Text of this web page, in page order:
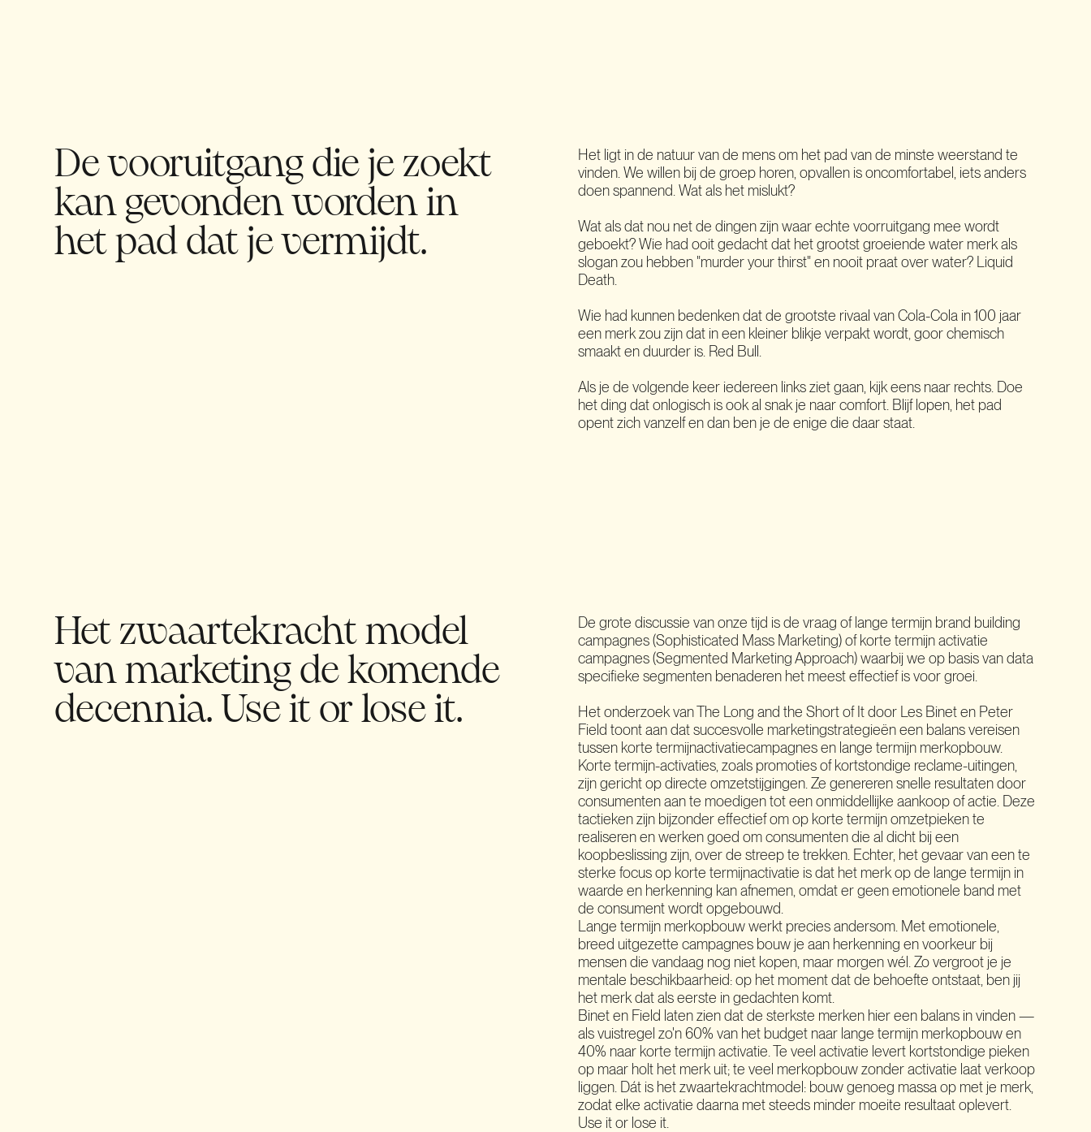
De vooruitgang die je zoekt
kan gevonden worden in
het pad dat je vermijdt.
Het ligt in de natuur van de mens om het pad van de minste weerstand te
vinden. We willen bij de groep horen, opvallen is oncomfortabel, iets anders
doen spannend. Wat als het mislukt?
Wat als dat nou net de dingen zijn waar echte voorruitgang mee wordt
geboekt? Wie had ooit gedacht dat het grootst groeiende water merk als
slogan zou hebben "murder your thirst" en nooit praat over water? Liquid
Death.
Wie had kunnen bedenken dat de grootste rivaal van Cola-Cola in 100 jaar
een merk zou zijn dat in een kleiner blikje verpakt wordt, goor chemisch
smaakt en duurder is. Red Bull.
Als je de volgende keer iedereen links ziet gaan, kijk eens naar rechts. Doe
het ding dat onlogisch is ook al snak je naar comfort. Blijf lopen, het pad
opent zich vanzelf en dan ben je de enige die daar staat.
Het zwaartekracht model
van marketing de komende
decennia. Use it or lose it.
De grote discussie van onze tijd is de vraag of lange termijn brand building
campagnes (Sophisticated Mass Marketing) of korte termijn activatie
campagnes (Segmented Marketing Approach) waarbij we op basis van data
specifieke segmenten benaderen het meest effectief is voor groei.
Het onderzoek van The Long and the Short of It door Les Binet en Peter
Field toont aan dat succesvolle marketingstrategieën een balans vereisen
tussen korte termijnactivatiecampagnes en lange termijn merkopbouw.
Korte termijn-activaties, zoals promoties of kortstondige reclame-uitingen,
zijn gericht op directe omzetstijgingen. Ze genereren snelle resultaten door
consumenten aan te moedigen tot een onmiddellijke aankoop of actie. Deze
tactieken zijn bijzonder effectief om op korte termijn omzetpieken te
realiseren en werken goed om consumenten die al dicht bij een
koopbeslissing zijn, over de streep te trekken. Echter, het gevaar van een te
sterke focus op korte termijnactivatie is dat het merk op de lange termijn in
waarde en herkenning kan afnemen, omdat er geen emotionele band met
de consument wordt opgebouwd.
Lange termijn merkopbouw werkt precies andersom. Met emotionele,
breed uitgezette campagnes bouw je aan herkenning en voorkeur bij
mensen die vandaag nog niet kopen, maar morgen wél. Zo vergroot je je
mentale beschikbaarheid: op het moment dat de behoefte ontstaat, ben jij
het merk dat als eerste in gedachten komt.
Binet en Field laten zien dat de sterkste merken hier een balans in vinden —
als vuistregel zo'n 60% van het budget naar lange termijn merkopbouw en
40% naar korte termijn activatie. Te veel activatie levert kortstondige pieken
op maar holt het merk uit; te veel merkopbouw zonder activatie laat verkoop
liggen. Dát is het zwaartekrachtmodel: bouw genoeg massa op met je merk,
zodat elke activatie daarna met steeds minder moeite resultaat oplevert.
Use it or lose it.